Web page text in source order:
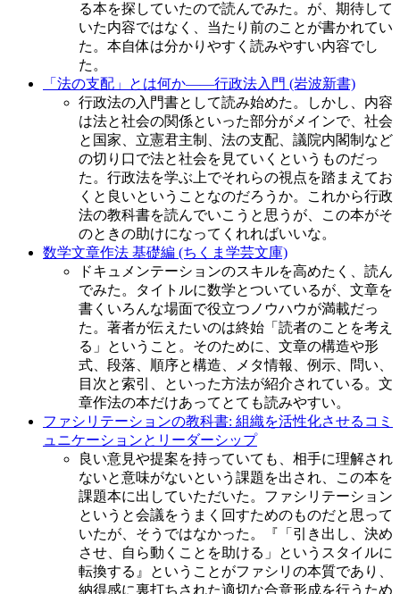
る本を探していたので読んでみた。が、期待して
いた内容ではなく、当たり前のことが書かれてい
た。本自体は分かりやすく読みやすい内容でし
た。
「法の支配」とは何か――行政法入門 (岩波新書)
行政法の入門書として読み始めた。しかし、内容
は法と社会の関係といった部分がメインで、社会
と国家、立憲君主制、法の支配、議院内閣制など
の切り口で法と社会を見ていくというものだっ
た。行政法を学ぶ上でそれらの視点を踏まえてお
くと良いということなのだろうか。これから行政
法の教科書を読んでいこうと思うが、この本がそ
のときの助けになってくれればいいな。
数学文章作法 基礎編 (ちくま学芸文庫)
ドキュメンテーションのスキルを高めたく、読ん
でみた。タイトルに数学とついているが、文章を
書くいろんな場面で役立つノウハウが満載だっ
た。著者が伝えたいのは終始「読者のことを考え
る」ということ。そのために、文章の構造や形
式、段落、順序と構造、メタ情報、例示、問い、
目次と索引、といった方法が紹介されている。文
章作法の本だけあってとても読みやすい。
ファシリテーションの教科書: 組織を活性化させるコミ
ュニケーションとリーダーシップ
良い意見や提案を持っていても、相手に理解され
ないと意味がないという課題を出され、この本を
課題本に出していただいた。ファシリテーション
というと会議をうまく回すためのものだと思って
いたが、そうではなかった。『「引き出し、決め
させ、自ら動くことを助ける」というスタイルに
転換する』ということがファシリの本質であり、
納得感に裏打ちされた適切な合意形成を行うため